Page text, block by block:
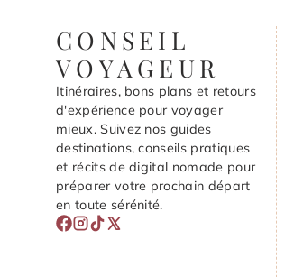
CONSEIL
VOYAGEUR
Itinéraires, bons plans et retours
d'expérience pour voyager
mieux. Suivez nos guides
destinations, conseils pratiques
et récits de digital nomade pour
préparer votre prochain départ
en toute sérénité.